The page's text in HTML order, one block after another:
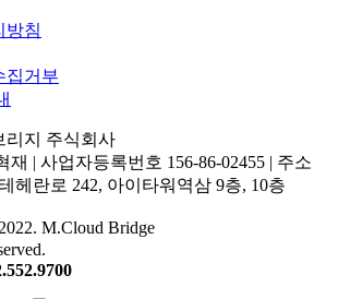
방침
집거부
리지 주식회사
재 | 사업자등록번호 156-86-02455 | 주소
헤란로 242, 아이타워역삼 9층, 10층
M.Cloud Bridge